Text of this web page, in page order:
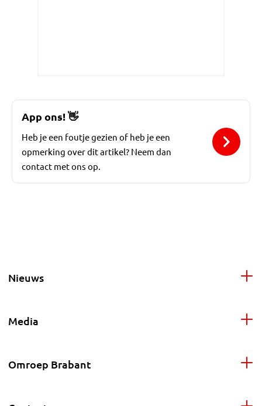
App ons!👋
Heb je een foutje gezien of heb je een
opmerking over dit artikel? Neem dan
contact met ons op.
Nieuws
Media
Omroep Brabant